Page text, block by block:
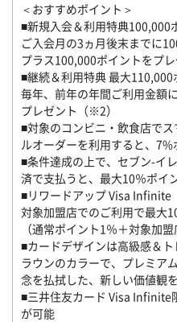
＜おすすめポイント＞
■新規入会＆利用特典100,000
ご入会月の3ヵ月後末までに
プラス100,000ポイントをプ
■継続＆利用特典 最大110,000
毎年、前年の年間ご利用金額
プレゼント（※2）
■対象のコンビニ・飲食店で
ルオーダーを利用すると、
■条件達成の上で、セブン-イ
済で支払うと、最大10％ポイ
■リワードアップ Visa Infinite
対象加盟店でのご利用で最大
（通常ポイント1％＋対象加盟
■カードデザインは高級感＆
ラウンのカラーで、プレミア
念を払拭した、新しい価値観
■三井住友カード Visa Infinite
が可能